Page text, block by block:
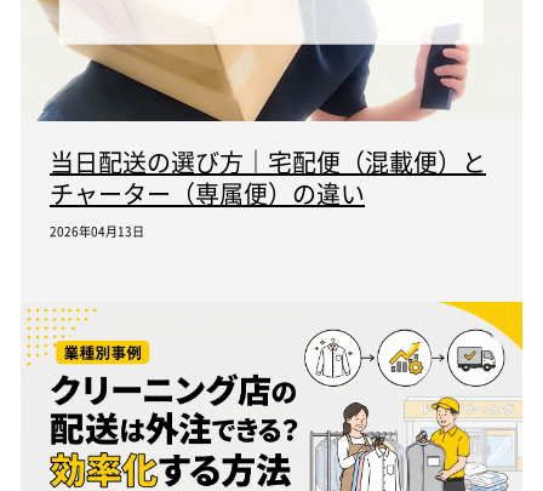
当日配送の選び方｜宅配便（混載便）と
チャーター（専属便）の違い
2026年04月13日